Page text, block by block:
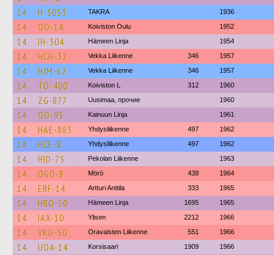
14 H-5053 TAKRA 1936
14 OÖ-14 Koiviston Oulu 1952
14 IH-304 Hämeen Linja 1954
14 HCH-32 Vekka Liikenne 346 1957
14 HJM-62 Vekka Liikenne 346 1957
14 TÖ-400 Koiviston L 312 1960
14 ZG-877 Uusimaa, прочие 1960
14 OÖ-95 Kainuun Linja 1961
14 HAE-883 Yhdysliikenne 497 1962
14 HCE-8 Yhdysliikenne 497 1962
14 HID-75 Pekolan Liikenne 1963
14 OGO-8 Mörö 438 1964
14 ERF-14 Artturi Anttila 333 1965
14 HRO-50 Hämeen Linja 1695 1965
14 IAX-10 Ylisen 2212 1966
14 VKU-50 Oravaisten Liikenne 551 1966
14 UOA-14 Korsisaari 1909 1966